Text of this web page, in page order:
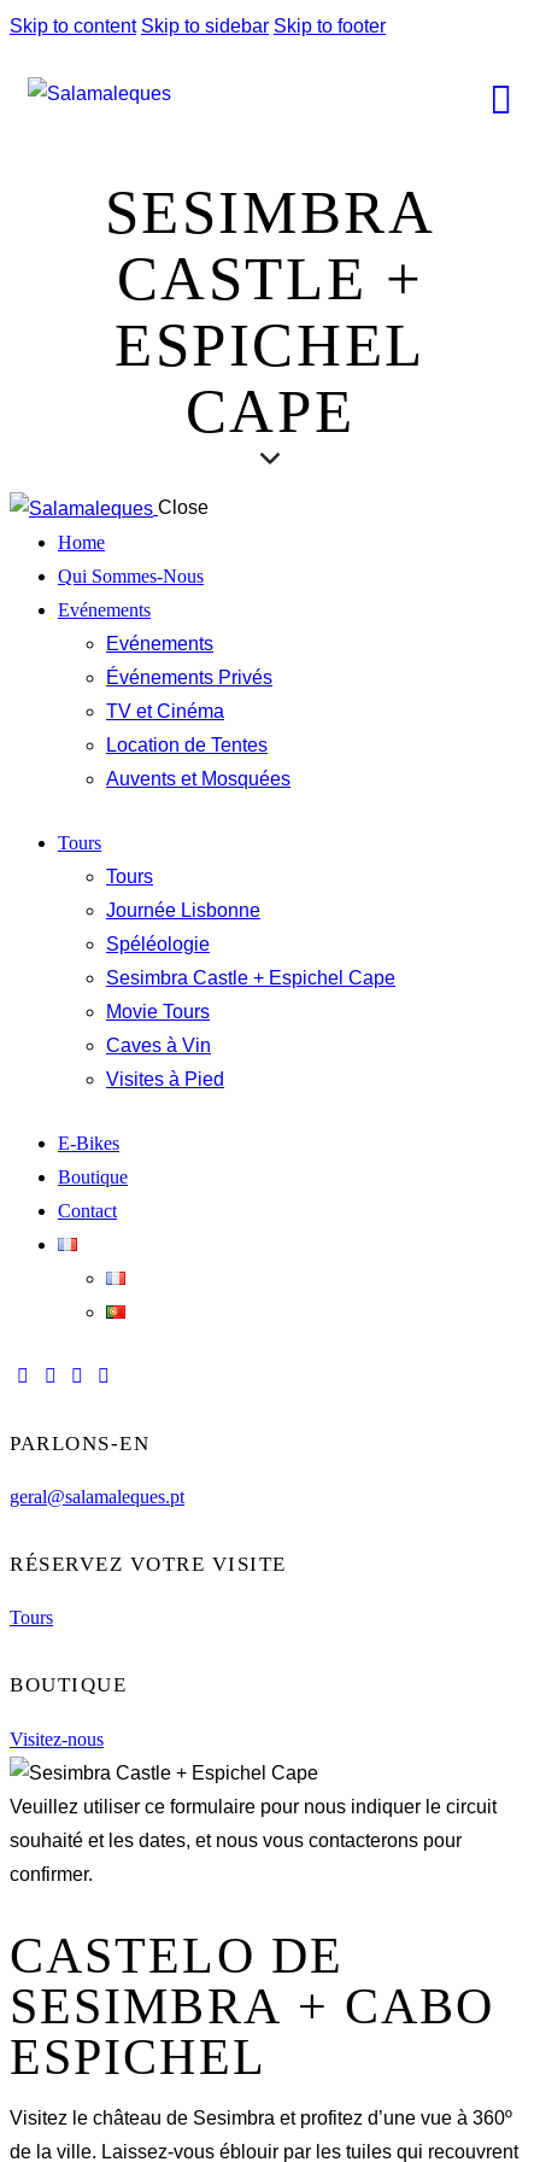
Skip to content Skip to sidebar Skip to footer
SESIMBRA
CASTLE +
ESPICHEL
CAPE
Close
Home
Qui Sommes-Nous
Evénements
Evénements
Événements Privés
TV et Cinéma
Location de Tentes
Auvents et Mosquées
Tours
Tours
Journée Lisbonne
Spéléologie
Sesimbra Castle + Espichel Cape
Movie Tours
Caves à Vin
Visites à Pied
E-Bikes
Boutique
Contact
PARLONS-EN
geral@salamaleques.pt
RÉSERVEZ VOTRE VISITE
Tours
BOUTIQUE
Visitez-nous
Veuillez utiliser ce formulaire pour nous indiquer le circuit
souhaité et les dates, et nous vous contacterons pour
confirmer.
CASTELO DE
SESIMBRA + CABO
ESPICHEL
Visitez le château de Sesimbra et profitez d’une vue à 360º
de la ville. Laissez-vous éblouir par les tuiles qui recouvrent